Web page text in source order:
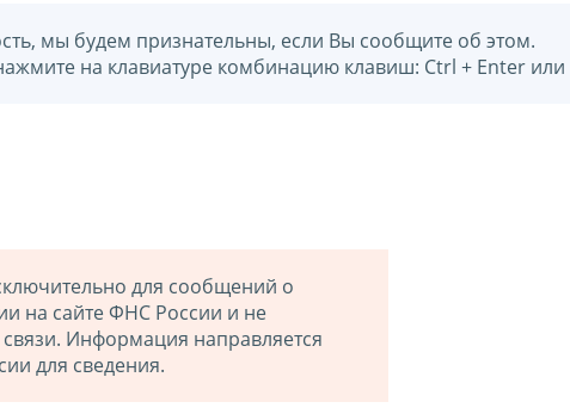
мы будем признательны, если Вы сообщите об этом.
на клавиатуре комбинацию клавиш: Ctrl + Enter
для сообщений о
на сайте ФНС России и не
Информация направляется
для сведения.